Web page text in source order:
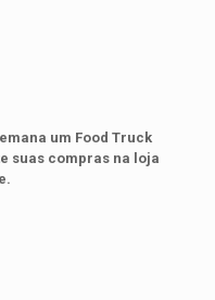
um Food Truck
suas compras na loja